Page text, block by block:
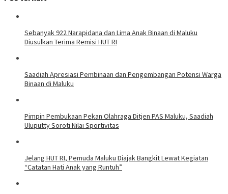
Sebanyak 922 Narapidana dan Lima Anak Binaan di Maluku
Diusulkan Terima Remisi HUT RI
Saadiah Apresiasi Pembinaan dan Pengembangan Potensi Warga
Binaan di Maluku
Pimpin Pembukaan Pekan Olahraga Ditjen PAS Maluku, Saadiah
Uluputty Soroti Nilai Sportivitas
Jelang HUT RI, Pemuda Maluku Diajak Bangkit Lewat Kegiatan
“Catatan Hati Anak yang Runtuh”